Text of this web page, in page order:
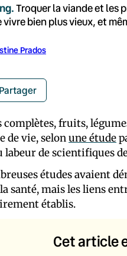
Troquer la viande et les
bien plus vieux, et
Prados
Partager
complètes, fruits,
de vie, selonune étude
de scientifiques
études avaient
santé, mais les liens
établis.
Cet article